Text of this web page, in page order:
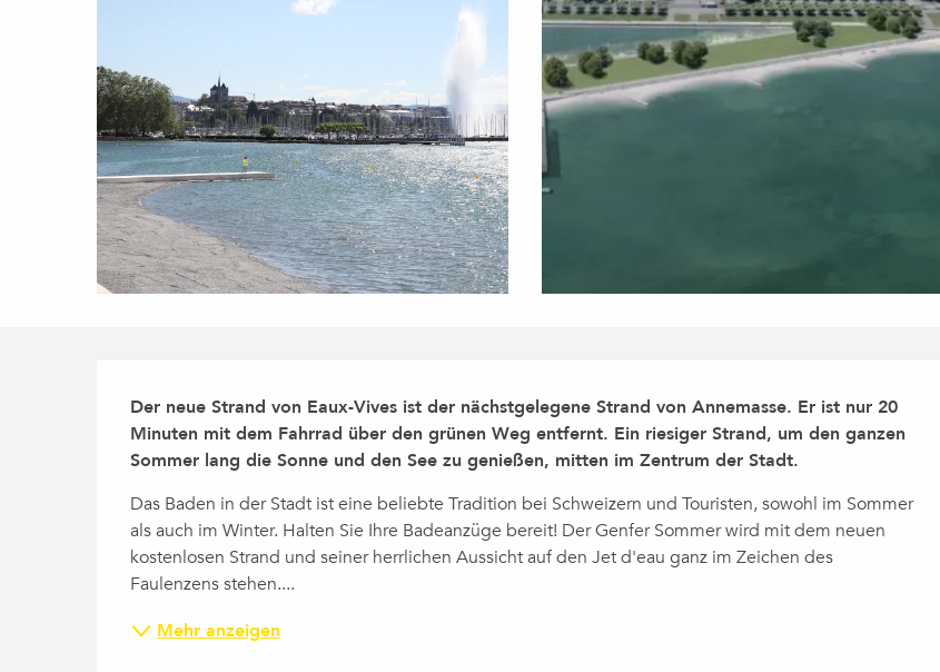
Beschreibung
Der neue Strand von Eaux-Vives ist der nächstgelegene Strand von Annemasse. Er ist nur 20
Minuten mit dem Fahrrad über den grünen Weg entfernt. Ein riesiger Strand, um den ganzen
Sommer lang die Sonne und den See zu genießen, mitten im Zentrum der Stadt.
Das Baden in der Stadt ist eine beliebte Tradition bei Schweizern und Touristen, sowohl im Sommer
als auch im Winter. Halten Sie Ihre Badeanzüge bereit! Der Genfer Sommer wird mit dem neuen
kostenlosen Strand und seiner herrlichen Aussicht auf den Jet d'eau ganz im Zeichen des
Faulenzens stehen....
Mehr anzeigen